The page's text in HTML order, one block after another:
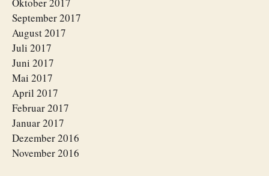
September 2017
August 2017
Juli 2017
Juni 2017
Mai 2017
April 2017
Februar 2017
Januar 2017
Dezember 2016
November 2016